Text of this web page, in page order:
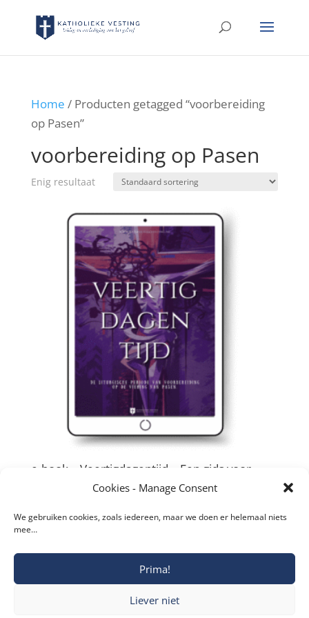
Cookies - Manage Consent
We gebruiken cookies, zoals iedereen, maar we doen er helemaal niets
mee…
Prima!
Liever niet
Home / Producten getagged “voorbereiding
op Pasen”
voorbereiding op Pasen
Enig resultaat
e-book – Veertigdagentijd – Een gids voor
verdieping en voorbereiding